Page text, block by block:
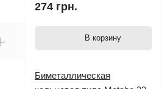
274 грн.
В корзину
Биметаллическая